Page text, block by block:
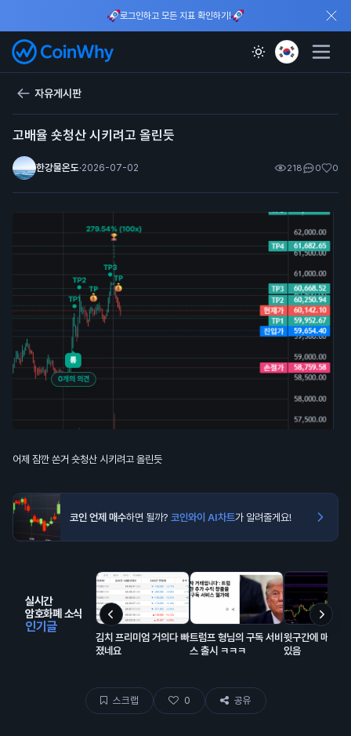
로그인하고 모든 지표 확인하기!
자유게시판
고배율 숏청산 시키려고 올린듯
한강물온도·2026-07-02 218 0 0
어제 잠깐 쏜거 숏청산 시키려고 올린듯
코인 언제 매수하면 될까? 코인와이 AI차트가 알려줄게요!
실시간
암호화폐 소식
인기글
김치 프리미엄 거의다 빠
졌네요
트럼프 형님의 구독 서비
스 출시 ㅋㅋㅋ
윗구간에 매물
있음
스크랩 0 공유